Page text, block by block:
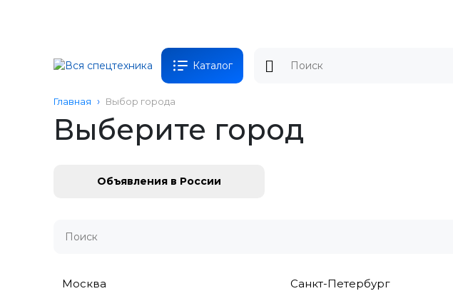
Каталог
Главная Выбор города
Выберите город
Объявления в России
Москва Санкт-Петербург